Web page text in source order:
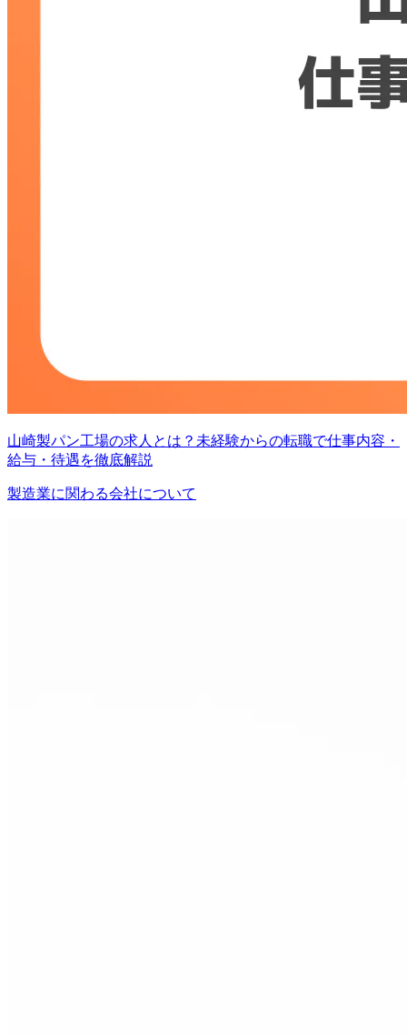
山崎製パン工場の求人とは？未経験からの転職で仕事内容・
給与・待遇を徹底解説
製造業に関わる会社について